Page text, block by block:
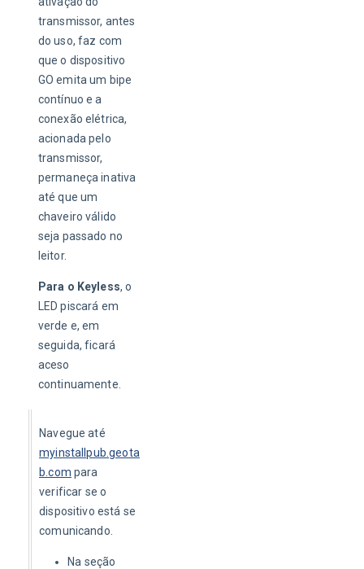
transmissor, antes
do uso, faz com
que o dispositivo
GO emita um bipe
contínuo e a
conexão elétrica,
acionada pelo
transmissor,
permaneça inativa
até que um
chaveiro válido
seja passado no
leitor.
Para o Keyless, o
LED piscará em
verde e, em
seguida, ficará
aceso
continuamente.
Navegue até
myinstallpub.geota
b.com para
verificar se o
dispositivo está se
comunicando.
Na seção